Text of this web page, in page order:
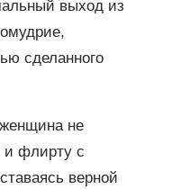
выход из
сделанного
не
и флирту с
верной